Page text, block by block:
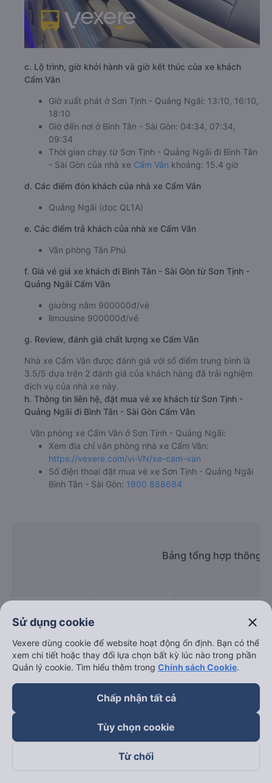
c. Lộ trình, giờ khởi hành và giờ kết thúc của xe khách
Cẩm Vân
Giờ xuất phát ở Sơn Tịnh - Quảng Ngãi: 13:10, 16:10,
18:10
Giờ đến nơi ở Bình Tân - Sài Gòn: 04:34, 07:34,
09:34
Thời gian chạy từ Sơn Tịnh - Quảng Ngãi đi Bình Tân
- Sài Gòn của nhà xe Cẩm Vân khoảng: 15.4 giờ
d. Các điểm đón khách của nhà xe Cẩm Vân
Quảng Ngãi (dọc QL1A)
e. Các điểm trả khách của nhà xe Cẩm Vân
Văn phòng Tân Phú
f. Giá vé giá xe khách đi Bình Tân - Sài Gòn từ Sơn Tịnh -
Quảng Ngãi Cẩm Vân
giường nằm 900000đ/vé
limousine 900000đ/vé
g. Review, đánh giá chất lượng xe Cẩm Vân
Nhà xe Cẩm Vân được đánh giá với số điểm trung bình là
3.5/5 dựa trên 2 đánh giá của khách hàng đã trải nghiệm
dịch vụ của nhà xe này.
h. Thông tin liên hệ, đặt mua vé xe khách từ Sơn Tịnh -
Quảng Ngãi đi Bình Tân - Sài Gòn Cẩm Vân
Văn phòng xe Cẩm Vân ở Sơn Tịnh - Quảng Ngãi:
Xem địa chỉ văn phòng nhà xe Cẩm Vân:
https://vexere.com/vi-VN/xe-cam-van
Số điện thoại đặt mua vé xe Sơn Tịnh - Quảng Ngãi
Bình Tân - Sài Gòn: 1900 888684
Bảng tổng hợp thông
Nhà xe
Giờ
chạy
Điểm đi
14:00 - 20:20
15:00 - 18:30
Sử dụng cookie close
Vexere dùng cookie để website hoạt động ổn định. Bạn có thể
xem chi tiết hoặc thay đổi lựa chọn bất kỳ lúc nào trong phần
Quản lý cookie. Tìm hiểu thêm trong Chính sách Cookie.
Chấp nhận tất cả
Tùy chọn cookie
Từ chối